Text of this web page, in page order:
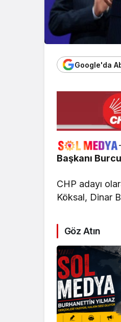
Google'da
Başkanı
CHP adayı
Köksal, Dinar
Göz Atın